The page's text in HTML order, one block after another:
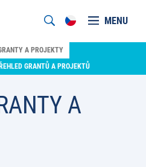
MENU
A PROJEKTY
GRANTŮ A PROJEKTŮ
A